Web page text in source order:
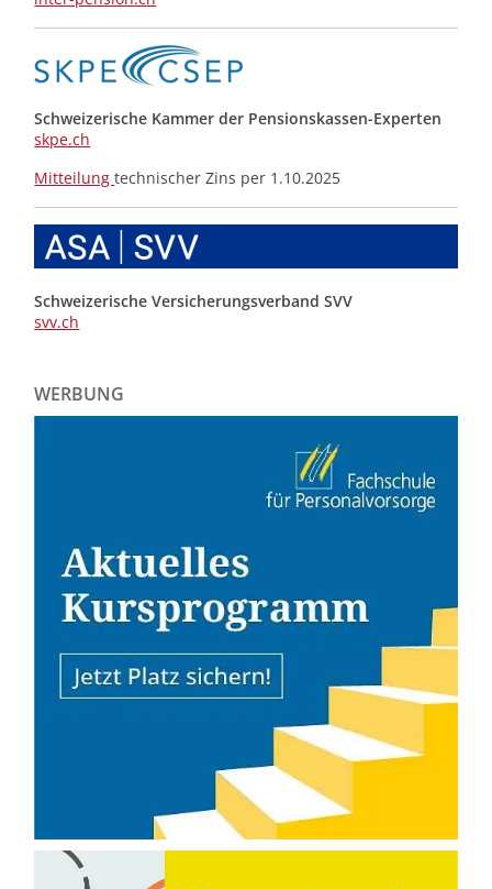
Schweizerische Kammer der Pensionskassen-Experten
skpe.ch
Mitteilungtechnischer Zins per 1.10.2025
Schweizerische Versicherungsverband SVV
svv.ch
WERBUNG